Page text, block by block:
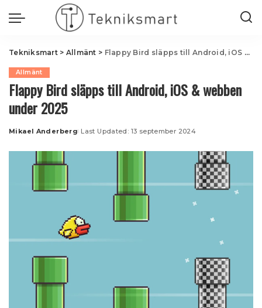
Tekniksmart> Allmänt > Flappy Bird släpps till Android, iOS & webben under 2025
Allmänt
Flappy Bird släpps till Android, iOS & webben
under 2025
Posted
Mikael Anderberg Last Updated: 13 september 2024